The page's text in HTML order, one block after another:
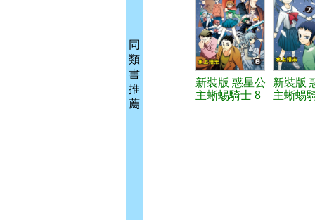
同
類
書
推
薦
新裝版 惑星公
主蜥蜴騎士 8
新裝版
主蜥蜴